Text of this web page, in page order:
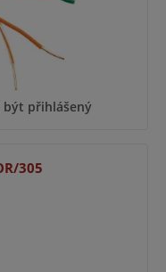
být přihlášený
305